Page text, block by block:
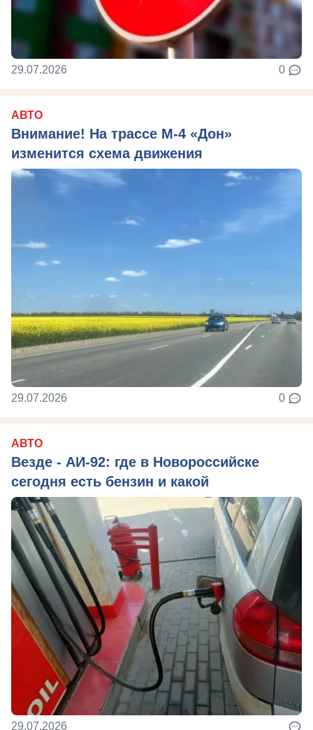
29.07.2026 0
АВТО
Внимание! На трассе М-4 «Дон»
изменится схема движения
29.07.2026 0
АВТО
Везде - АИ-92: где в Новороссийске
сегодня есть бензин и какой
29.07.2026